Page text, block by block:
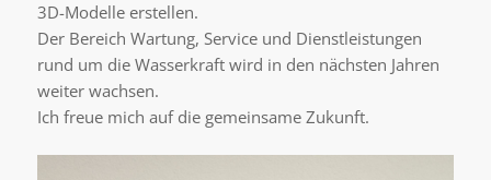
3D-Modelle erstellen.
Der Bereich Wartung, Service und Dienstleistungen
rund um die Wasserkraft wird in den nächsten Jahren
weiter wachsen.
Ich freue mich auf die gemeinsame Zukunft.